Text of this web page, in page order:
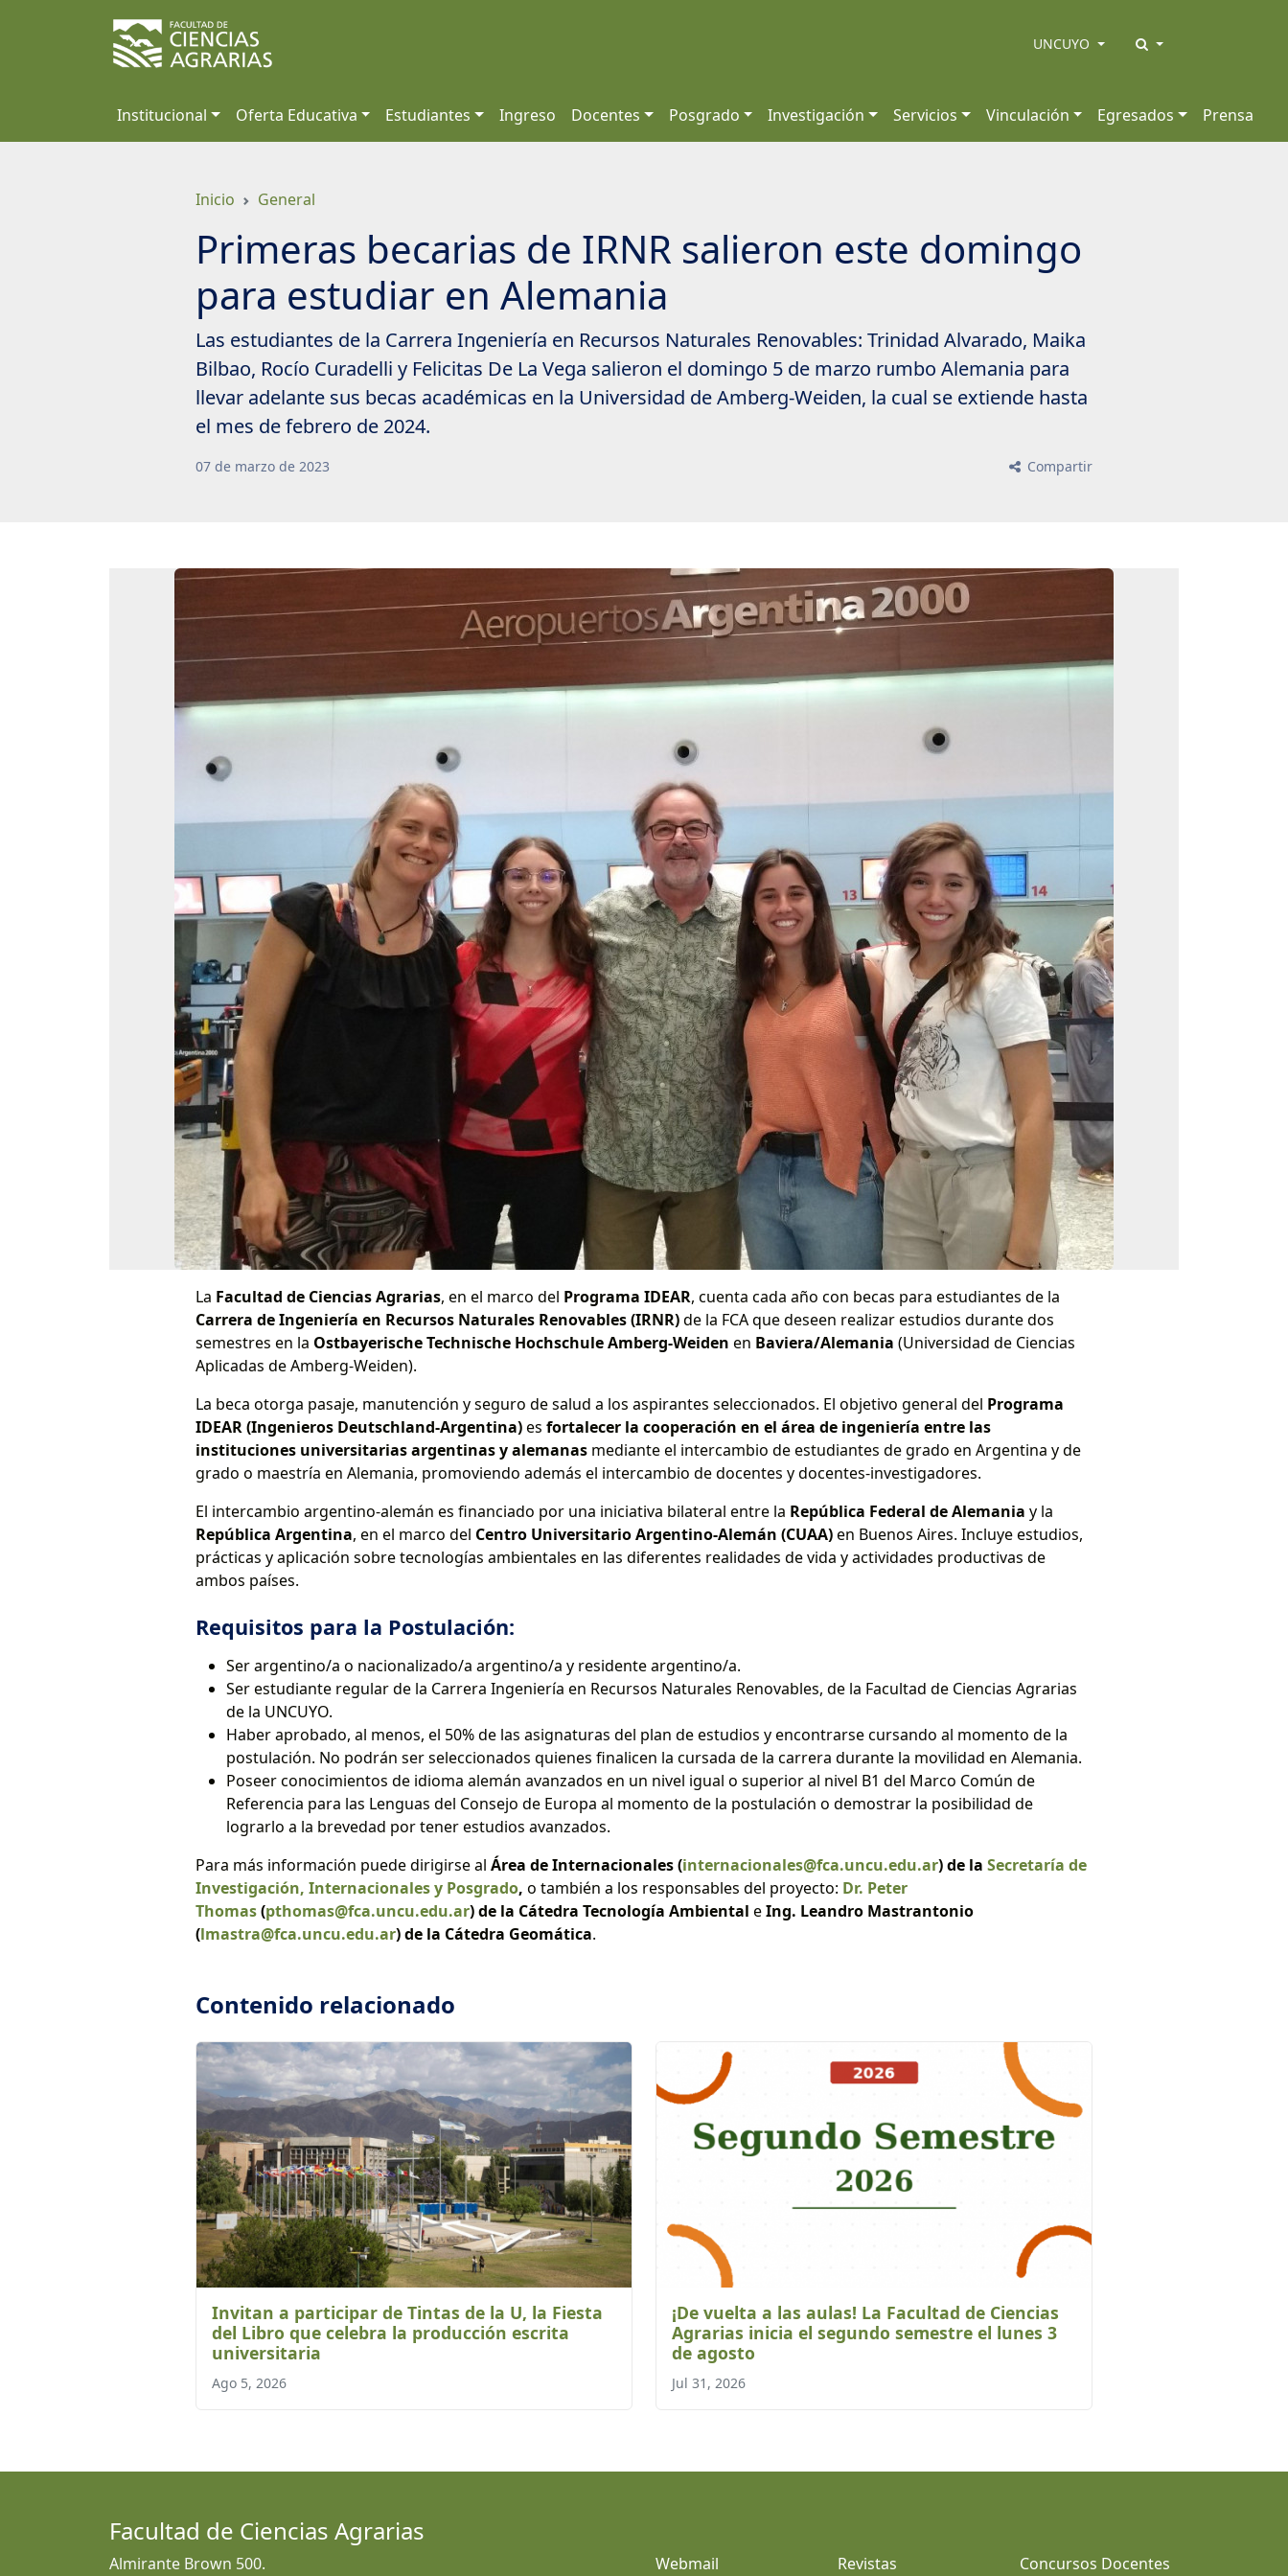
UNCUYO
Institucional Oferta Educativa Estudiantes Ingreso Docentes Posgrado Investigación Servicios Vinculación Egresados Prensa
Inicio General
Primeras becarias de IRNR salieron este domingo
para estudiar en Alemania
Las estudiantes de la Carrera Ingeniería en Recursos Naturales Renovables: Trinidad Alvarado, Maika
Bilbao, Rocío Curadelli y Felicitas De La Vega salieron el domingo 5 de marzo rumbo Alemania para
llevar adelante sus becas académicas en la Universidad de Amberg-Weiden, la cual se extiende hasta
el mes de febrero de 2024.
07 de marzo de 2023 Compartir
La Facultad de Ciencias Agrarias, en el marco del Programa IDEAR, cuenta cada año con becas para estudiantes de la
Carrera de Ingeniería en Recursos Naturales Renovables (IRNR)de la FCA que deseen realizar estudios durante dos
semestres en la Ostbayerische Technische Hochschule Amberg-Weiden en Baviera/Alemania (Universidad de Ciencias
Aplicadas de Amberg-Weiden).
La beca otorga pasaje, manutención y seguro de salud a los aspirantes seleccionados. El objetivo general del Programa
IDEAR (Ingenieros Deutschland-Argentina)es fortalecer la cooperación en el área de ingeniería entre las
instituciones universitarias argentinas y alemanas mediante el intercambio de estudiantes de grado en Argentina y de
grado o maestría en Alemania, promoviendo además el intercambio de docentes y docentes-investigadores.
El intercambio argentino-alemán es financiado por una iniciativa bilateral entre la República Federal de Alemania y la
República Argentina, en el marco del Centro Universitario Argentino-Alemán (CUAA)en Buenos Aires. Incluye estudios,
prácticas y aplicación sobre tecnologías ambientales en las diferentes realidades de vida y actividades productivas de
ambos países.
Requisitos para la Postulación:
Ser argentino/a o nacionalizado/a argentino/a y residente argentino/a.
Ser estudiante regular de la Carrera Ingeniería en Recursos Naturales Renovables, de la Facultad de Ciencias Agrarias
de la UNCUYO.
Haber aprobado, al menos, el 50% de las asignaturas del plan de estudios y encontrarse cursando al momento de la
postulación. No podrán ser seleccionados quienes finalicen la cursada de la carrera durante la movilidad en Alemania.
Poseer conocimientos de idioma alemán avanzados en un nivel igual o superior al nivel B1 del Marco Común de
Referencia para las Lenguas del Consejo de Europa al momento de la postulación o demostrar la posibilidad de
lograrlo a la brevedad por tener estudios avanzados.
Para más información puede dirigirse al Área de Internacionales(internacionales@fca.uncu.edu.ar)de la Secretaría de
Investigación, Internacionales y Posgrado, o también a los responsables del proyecto: Dr. Peter
Thomas(pthomas@fca.uncu.edu.ar) de la Cátedra Tecnología Ambiental eIng. Leandro Mastrantonio
(lmastra@fca.uncu.edu.ar) de la Cátedra Geomática.
Contenido relacionado
Invitan a participar de Tintas de la U, la Fiesta
del Libro que celebra la producción escrita
universitaria
Ago 5, 2026
¡De vuelta a las aulas! La Facultad de Ciencias
Agrarias inicia el segundo semestre el lunes 3
de agosto
Jul 31, 2026
Facultad de Ciencias Agrarias
Almirante Brown 500. Webmail Revistas Concursos Docentes